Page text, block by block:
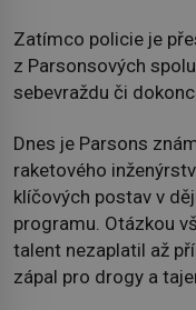
Zatímco policie je
z Parsonsových
sebevraždu či
Dnes je Parsons
raketového
klíčových postav v
programu. Otázkou
talent nezaplatil až
zápal pro drogy a